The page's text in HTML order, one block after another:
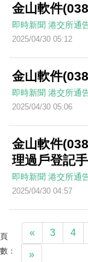
金山軟件
即時新聞 港交所通
2025/04/30 05:12
金山軟件
即時新聞 港交所通
2025/04/30 05:06
金山軟件
理過戶登記
即時新聞 港交所通
2025/04/30 04:57
頁
數：
« 3 4
»